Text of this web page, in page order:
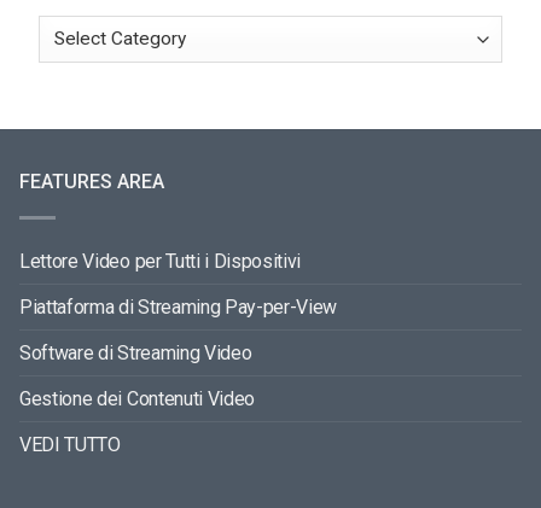
FEATURES AREA
Lettore Video per Tutti i Dispositivi
Piattaforma di Streaming Pay-per-View
Software di Streaming Video
Gestione dei Contenuti Video
VEDI TUTTO